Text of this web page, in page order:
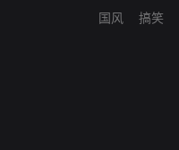
国风
搞笑